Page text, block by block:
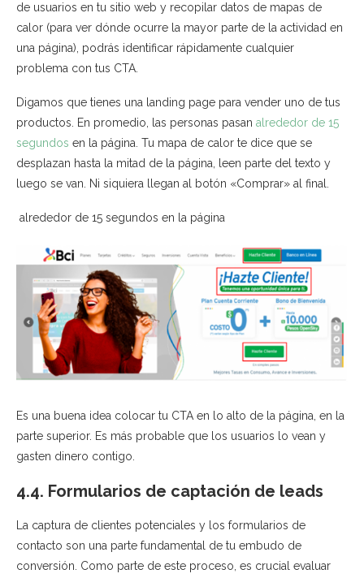
de usuarios en tu sitio web y recopilar datos de mapas de
calor (para ver dónde ocurre la mayor parte de la actividad en
una página), podrás identificar rápidamente cualquier
problema con tus CTA.
Digamos que tienes una landing page para vender uno de tus
productos. En promedio, las personas pasan alrededor de 15
segundos en la página. Tu mapa de calor te dice que se
desplazan hasta la mitad de la página, leen parte del texto y
luego se van. Ni siquiera llegan al botón «Comprar» al final.
alrededor de 15 segundos en la página
Es una buena idea colocar tu CTA en lo alto de la página, en la
parte superior. Es más probable que los usuarios lo vean y
gasten dinero contigo.
4.4. Formularios de captación de leads
La captura de clientes potenciales y los formularios de
contacto son una parte fundamental de tu embudo de
conversión. Como parte de este proceso, es crucial evaluar